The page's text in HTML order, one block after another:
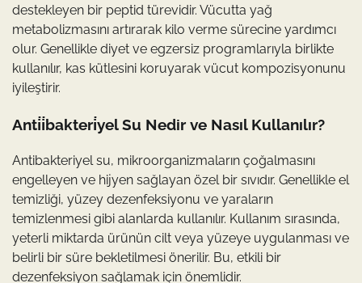
destekleyen bir peptid türevidir. Vücutta yağ
metabolizmasını artırarak kilo verme sürecine yardımcı
olur. Genellikle diyet ve egzersiz programlarıyla birlikte
kullanılır, kas kütlesini koruyarak vücut kompozisyonunu
iyileştirir.
Anti̇i̇bakteri̇yel Su Nedir ve Nasıl Kullanılır?
Antibakteriyel su, mikroorganizmaların çoğalmasını
engelleyen ve hijyen sağlayan özel bir sıvıdır. Genellikle el
temizliği, yüzey dezenfeksiyonu ve yaraların
temizlenmesi gibi alanlarda kullanılır. Kullanım sırasında,
yeterli miktarda ürünün cilt veya yüzeye uygulanması ve
belirli bir süre bekletilmesi önerilir. Bu, etkili bir
dezenfeksiyon sağlamak için önemlidir.